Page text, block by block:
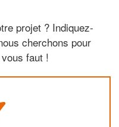
projet ? Indiquez-
cherchons pour
faut !